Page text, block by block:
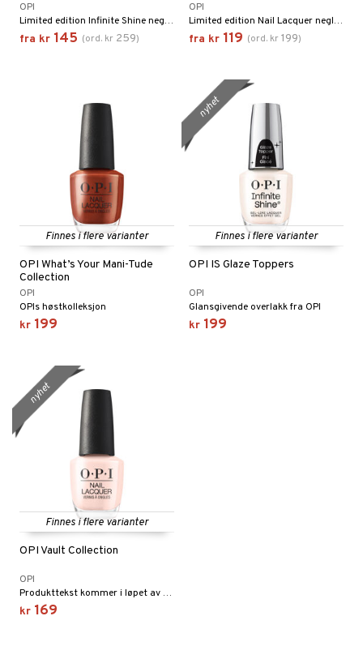
OPI
Limited edition Infinite Shine neglelakk inspirert av filmen Wicked
fra kr 145 (ord. kr 259)
OPI
Limited edition Nail Lacquer neglelakk fra OPI med inspirasjon fra filmen Wicked
fra kr 119 (ord. kr 199)
Finnes i flere varianter
OPI What’s Your Mani-Tude
Collection
OPI
OPIs høstkolleksjon
kr 199
Finnes i flere varianter
OPI IS Glaze Toppers
OPI
Glansgivende overlakk fra OPI
kr 199
nyhet
Finnes i flere varianter
OPI Vault Collection
OPI
Produkttekst kommer i løpet av kort tid
kr 169
nyhet